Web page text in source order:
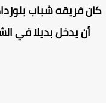
أن يدخل بديلا في